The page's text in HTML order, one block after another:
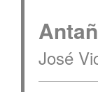
José